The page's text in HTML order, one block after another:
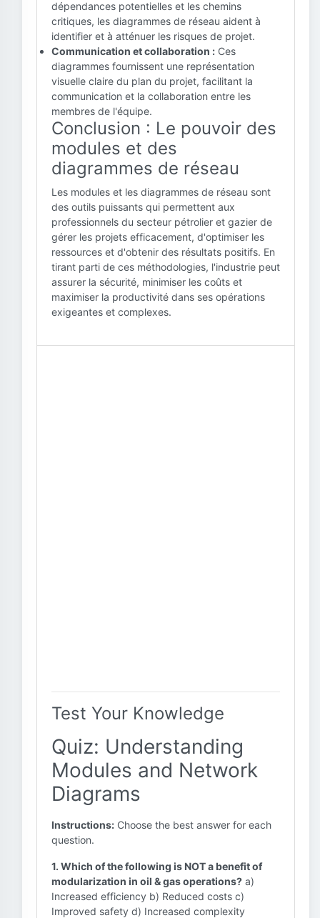
dépendances potentielles et les chemins
critiques, les diagrammes de réseau aident à
identifier et à atténuer les risques de projet.
Communication et collaboration : Ces
diagrammes fournissent une représentation
visuelle claire du plan du projet, facilitant la
communication et la collaboration entre les
membres de l'équipe.
Conclusion : Le pouvoir des
modules et des
diagrammes de réseau
Les modules et les diagrammes de réseau sont
des outils puissants qui permettent aux
professionnels du secteur pétrolier et gazier de
gérer les projets efficacement, d'optimiser les
ressources et d'obtenir des résultats positifs. En
tirant parti de ces méthodologies, l'industrie peut
assurer la sécurité, minimiser les coûts et
maximiser la productivité dans ses opérations
exigeantes et complexes.
Test Your Knowledge
Quiz: Understanding
Modules and Network
Diagrams
Instructions: Choose the best answer for each
question.
1. Which of the following is NOT a benefit of
modularization in oil & gas operations? a)
Increased efficiency b) Reduced costs c)
Improved safety d) Increased complexity